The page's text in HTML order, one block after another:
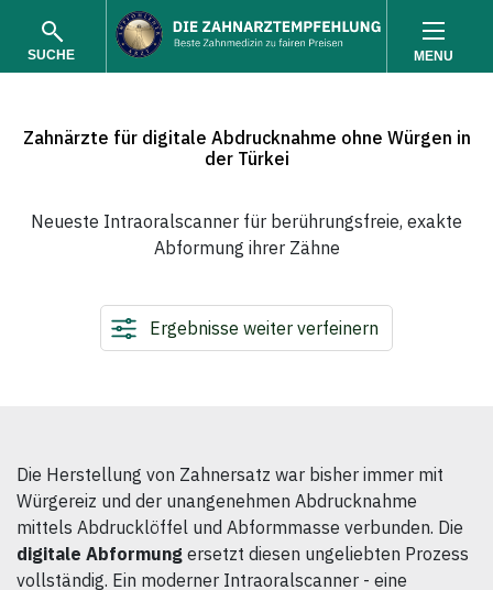
SUCHE MENU
Zahnärzte für digitale Abdrucknahme ohne Würgen in
der Türkei
Neueste Intraoralscanner für berührungsfreie, exakte
Abformung ihrer Zähne
Ergebnisse weiter verfeinern
Die Herstellung von Zahnersatz war bisher immer mit
Würgereiz und der unangenehmen Abdrucknahme
mittels Abdrucklöffel und Abformmasse verbunden. Die
digitale Abformung ersetzt diesen ungeliebten Prozess
vollständig. Ein moderner Intraoralscanner - eine